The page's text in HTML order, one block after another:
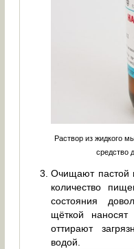
Раствор из жидкого
средство
Очищают пастой
количество
состояния
щёткой наносят
оттирают
водой.